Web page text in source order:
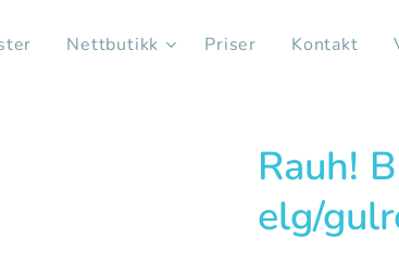
Nettbutikk Priser Kontakt
Rauh!
elg/